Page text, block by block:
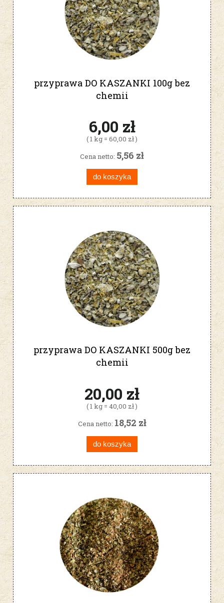
przyprawa DO KASZANKI 100g bez
chemii
6,00 zł
( 1 kg = 60,00 zł )
Cena netto: 5,56 zł
do koszyka
przyprawa DO KASZANKI 500g bez
chemii
20,00 zł
( 1 kg = 40,00 zł )
Cena netto: 18,52 zł
do koszyka